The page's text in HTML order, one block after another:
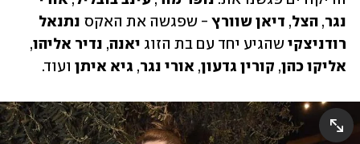
נגר, הצל, דיאן שוורץ - שפגשה את האקס
רודניצקי שהגיע יחד עם בת הזוג יאנה, נדיר אליהו,
אליקו כהן, קורין גדעון, אורי נגר, גיא איתן ועוד.